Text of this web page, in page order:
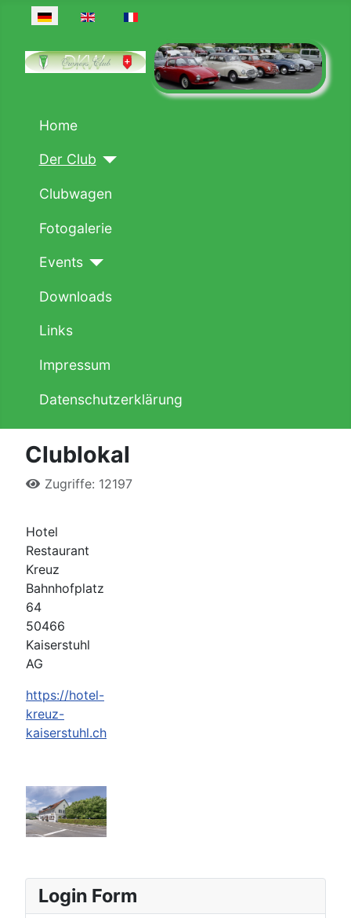
Sprache auswählen
Home
Der Club
Clubwagen
Fotogalerie
Events
Downloads
Links
Impressum
Datenschutzerklärung
Clublokal
Zugriffe: 12197
Hotel
Restaurant
Kreuz
Bahnhofplatz
64
50466
Kaiserstuhl
AG
https://hotel-
kreuz-
kaiserstuhl.ch
Login Form